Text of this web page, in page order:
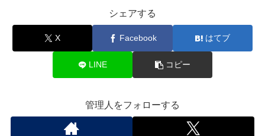
シェアする
X Facebook はてブ
LINE コピー
管理人をフォローする